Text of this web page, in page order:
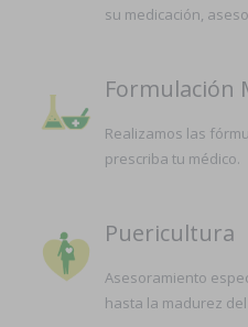
su medicación,
Formulación
Realizamos las
prescriba tu médico.
Puericultura
Asesoramiento
hasta la madurez